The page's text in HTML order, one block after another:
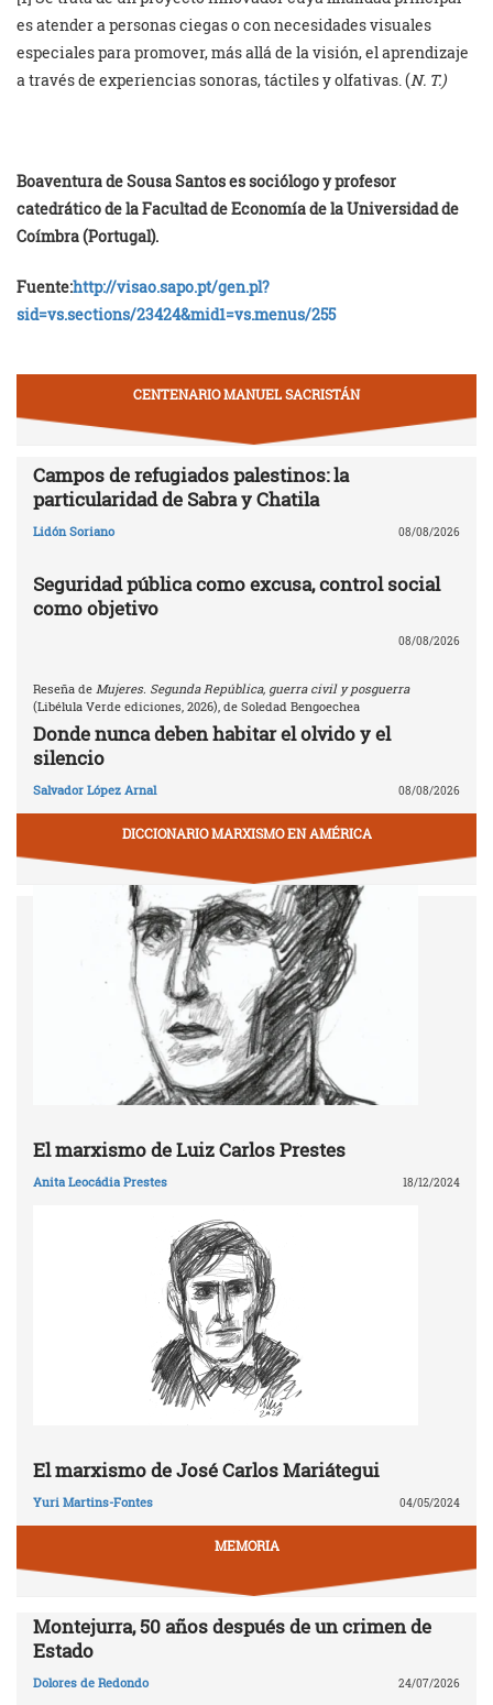
es atender a personas ciegas o con necesidades visuales
especiales para promover, más allá de la visión, el aprendizaje
a través de experiencias sonoras, táctiles y olfativas. (N. T.)
Boaventura de Sousa Santos es sociólogo y profesor
catedrático de la Facultad de Economía de la Universidad de
Coímbra (Portugal).
Fuente:http://visao.sapo.pt/gen.pl?
sid=vs.sections/23424&mid1=vs.menus/255
CENTENARIO MANUEL SACRISTÁN
Campos de refugiados palestinos: la
particularidad de Sabra y Chatila
Lidón Soriano 08/08/2026
Seguridad pública como excusa, control social
como objetivo
08/08/2026
Reseña de Mujeres. Segunda República, guerra civil y posguerra
(Libélula Verde ediciones, 2026), de Soledad Bengoechea
Donde nunca deben habitar el olvido y el
silencio
Salvador López Arnal 08/08/2026
DICCIONARIO MARXISMO EN AMÉRICA
El marxismo de Luiz Carlos Prestes
Anita Leocádia Prestes 18/12/2024
El marxismo de José Carlos Mariátegui
Yuri Martins-Fontes 04/05/2024
MEMORIA
Montejurra, 50 años después de un crimen de
Estado
Dolores de Redondo 24/07/2026